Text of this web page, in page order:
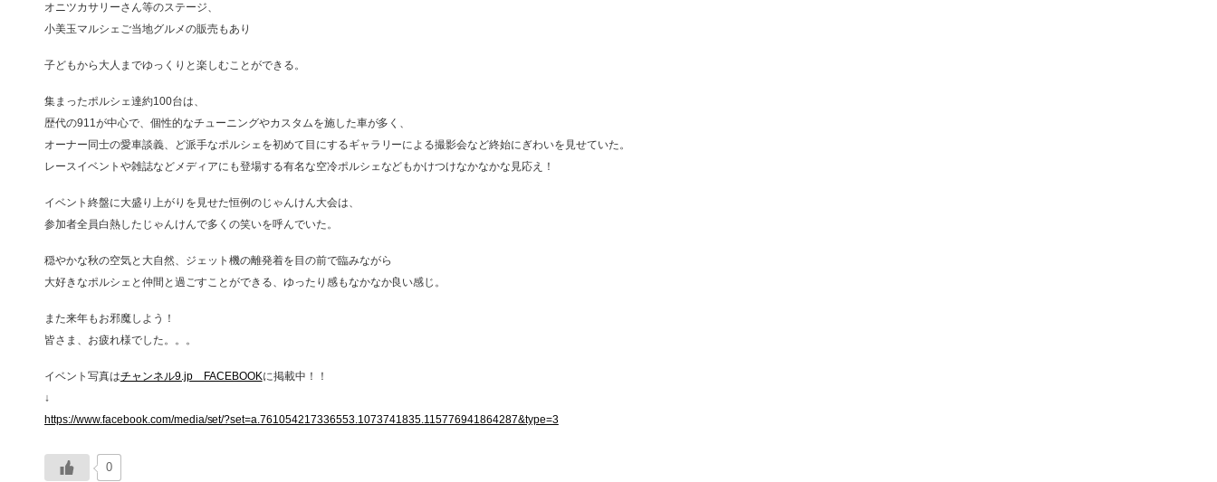
オニツカサリーさん等のステージ、
小美玉マルシェご当地グルメの販売もあり
子どもから大人までゆっくりと楽しむことができる。
集まったポルシェ達約100台は、
歴代の911が中心で、個性的なチューニングやカスタムを施した車が多く、
オーナー同士の愛車談義、ど派手なポルシェを初めて目にするギャラリーによる撮影会など終始にぎわいを見せていた。
レースイベントや雑誌などメディアにも登場する有名な空冷ポルシェなどもかけつけなかなかな見応え！
イベント終盤に大盛り上がりを見せた恒例のじゃんけん大会は、
参加者全員白熱したじゃんけんで多くの笑いを呼んでいた。
穏やかな秋の空気と大自然、ジェット機の離発着を目の前で臨みながら
大好きなポルシェと仲間と過ごすことができる、ゆったり感もなかなか良い感じ。
また来年もお邪魔しよう！
皆さま、お疲れ様でした。。。
イベント写真はチャンネル9.jp FACEBOOKに掲載中！！
↓
https://www.facebook.com/media/set/?set=a.761054217336553.1073741835.115776941864287&type=3
0